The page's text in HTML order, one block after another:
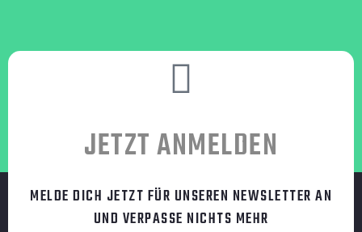
JETZT ANMELDEN
MELDE DICH JETZT FÜR UNSEREN NEWSLETTER AN
UND VERPASSE NICHTS MEHR